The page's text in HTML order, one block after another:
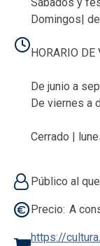
Domingos|
HORARIO DE
De junio a
De viernes a
Cerrado |
Público al
Precio A
https://